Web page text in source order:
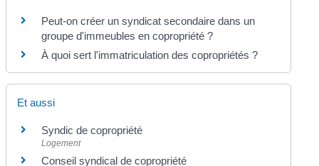
Peut-on créer un syndicat secondaire dans un
groupe d'immeubles en copropriété ?
À quoi sert l'immatriculation des copropriétés ?
Et aussi
Syndic de copropriété
Logement
Conseil syndical de copropriété